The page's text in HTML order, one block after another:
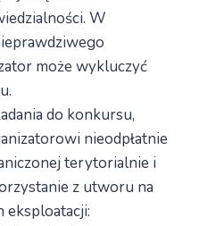
W
może wykluczyć
do konkursu,
nieodpłatnie
terytorialnie i
z utworu na
eksploatacji: